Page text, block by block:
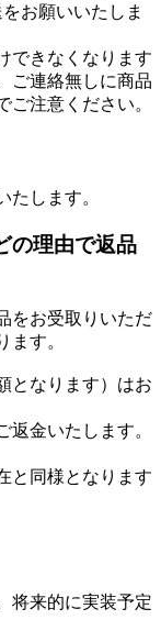
お願いいたしま
できなくなります
ご連絡無しに商品
ご注意ください。
します。
の理由で返品
をお受取りいただ
ます。
となります）はお
金いたします。
と同様となります
将来的に実装予定